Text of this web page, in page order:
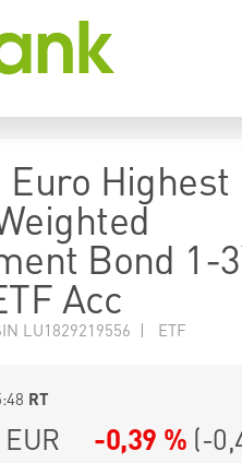
Highest
Bond 1-
Acc
LU1829219556 | ETF
RT
EUR -0,39 % (-